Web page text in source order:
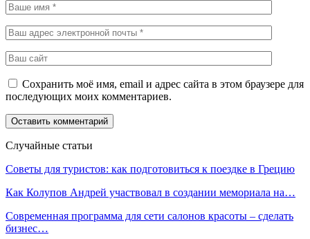
Сохранить моё имя, email и адрес сайта в этом браузере для
последующих моих комментариев.
Случайные статьи
Советы для туристов: как подготовиться к поездке в Грецию
Как Колупов Андрей участвовал в создании мемориала на…
Современная программа для сети салонов красоты – сделать
бизнес…